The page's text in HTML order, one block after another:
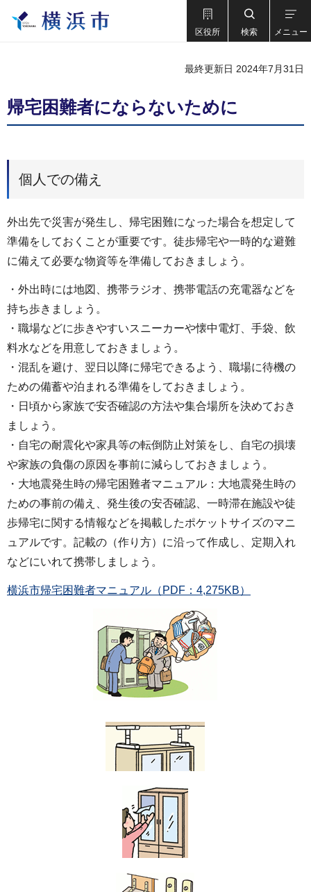
区役所 検索 メニュー
最終更新日 2024年7月31日
帰宅困難者にならないために
個人での備え
外出先で災害が発生し、帰宅困難になった場合を想定して
準備をしておくことが重要です。徒歩帰宅や一時的な避難
に備えて必要な物資等を準備しておきましょう。
・外出時には地図、携帯ラジオ、携帯電話の充電器などを
持ち歩きましょう。
・職場などに歩きやすいスニーカーや懐中電灯、手袋、飲
料水などを用意しておきましょう。
・混乱を避け、翌日以降に帰宅できるよう、職場に待機の
ための備蓄や泊まれる準備をしておきましょう。
・日頃から家族で安否確認の方法や集合場所を決めておき
ましょう。
・自宅の耐震化や家具等の転倒防止対策をし、自宅の損壊
や家族の負傷の原因を事前に減らしておきましょう。
・大地震発生時の帰宅困難者マニュアル：大地震発生時の
ための事前の備え、発生後の安否確認、一時滞在施設や徒
歩帰宅に関する情報などを掲載したポケットサイズのマニ
ュアルです。記載の（作り方）に沿って作成し、定期入れ
などにいれて携帯しましょう。
横浜市帰宅困難者マニュアル（PDF：4,275KB）